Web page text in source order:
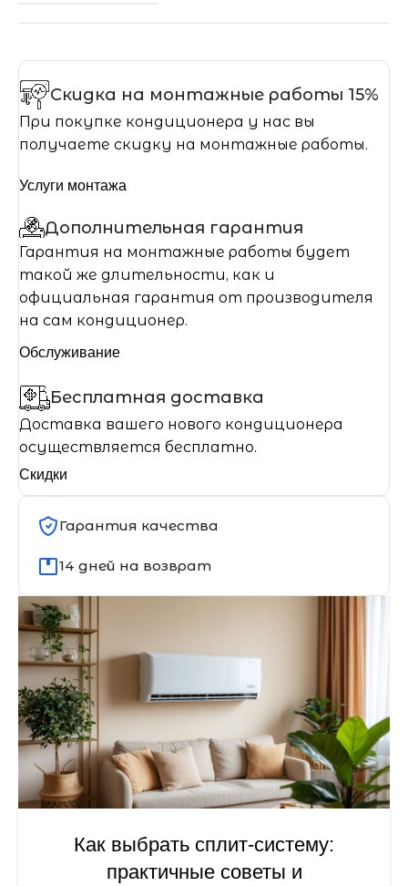
Скидка на монтажные работы 15%
При покупке кондиционера у нас вы
получаете скидку на монтажные работы.
Услуги монтажа
Дополнительная гарантия
Гарантия на монтажные работы будет
такой же длительности, как и
официальная гарантия от производителя
на сам кондиционер.
Обслуживание
Бесплатная доставка
Доставка вашего нового кондиционера
осуществляется бесплатно.
Скидки
Гарантия качества
14 дней на возврат
Как выбрать сплит-систему:
практичные советы и